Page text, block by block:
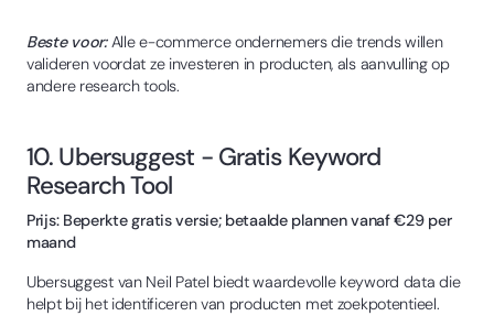
Beste voor:Alle e-commerce ondernemers die trends willen
valideren voordat ze investeren in producten, als aanvulling op
andere research tools.
10. Ubersuggest - Gratis Keyword
Research Tool
Prijs: Beperkte gratis versie; betaalde plannen vanaf €29 per
maand
Ubersuggest van Neil Patel biedt waardevolle keyword data die
helpt bij het identificeren van producten met zoekpotentieel.